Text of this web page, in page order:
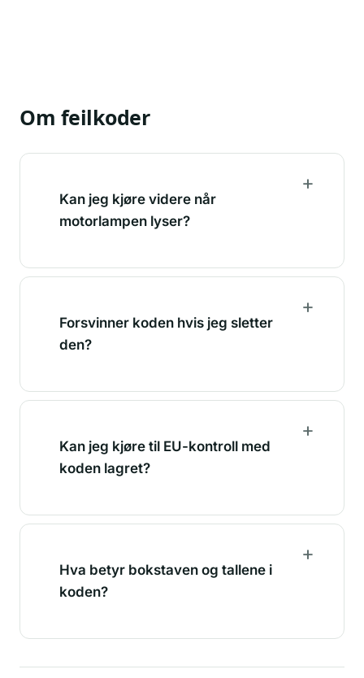
Om feilkoder
Kan jeg kjøre videre når
motorlampen lyser?
Forsvinner koden hvis jeg sletter
den?
Kan jeg kjøre til EU-kontroll med
koden lagret?
Hva betyr bokstaven og tallene i
koden?